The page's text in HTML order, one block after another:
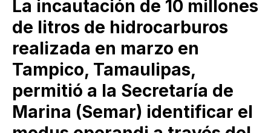
La incautación de 10 millones
de litros de hidrocarburos
realizada en marzo en
Tampico, Tamaulipas,
permitió a la Secretaría de
Marina (Semar) identificar el